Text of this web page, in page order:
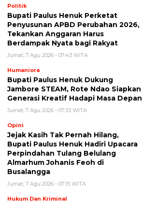
Politik
Bupati Paulus Henuk Perketat
Penyusunan APBD Perubahan 2026,
Tekankan Anggaran Harus
Berdampak Nyata bagi Rakyat
Jumat, 7 Agu 2026 - 07:43 WITA
Humaniora
Bupati Paulus Henuk Dukung
Jambore STEAM, Rote Ndao Siapkan
Generasi Kreatif Hadapi Masa Depan
Jumat, 7 Agu 2026 - 07:33 WITA
Opini
Jejak Kasih Tak Pernah Hilang,
Bupati Paulus Henuk Hadiri Upacara
Perpindahan Tulang Belulang
Almarhum Johanis Feoh di
Busalangga
Jumat, 7 Agu 2026 - 07:15 WITA
Hukum Dan Kriminal